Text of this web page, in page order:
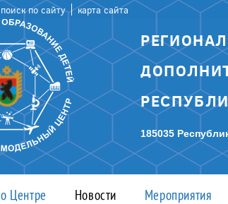
поиск по сайту карта сайта
185035
о Центре Новости Мероприятия